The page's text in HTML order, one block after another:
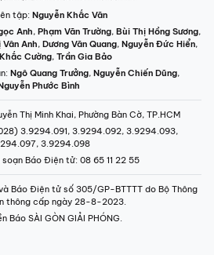
tập: Nguyễn Khắc Văn
Anh, Phạm Văn Trường, Bùi Thị Hồng Sương,
Anh, Dương Văn Quang, Nguyễn Đức Hiển,
Cường, Trần Gia Bảo
Ngô Quang Trưởng, Nguyễn Chiến Dũng,
Phước Bình
Thị Minh Khai, Phường Bàn Cờ, TP.HCM
3.9294.091, 3.9294.092, 3.9294.093,
3.9294.098
Báo Điện tử: 08 65 11 22 55
Báo Điện tử số 305/GP-BTTTT do Bộ Thông
thông cấp ngày 28-8-2023.
Báo SÀI GÒN GIẢI PHÓNG.